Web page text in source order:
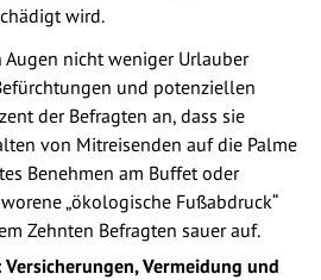
wird.
nicht weniger Urlauber
und potenziellen
der Befragten an, dass sie
von Mitreisenden auf die Palme
Benehmen am Buffet oder
„ökologische Fußabdruck“
Zehnten Befragten sauer auf.
Vermeidung und